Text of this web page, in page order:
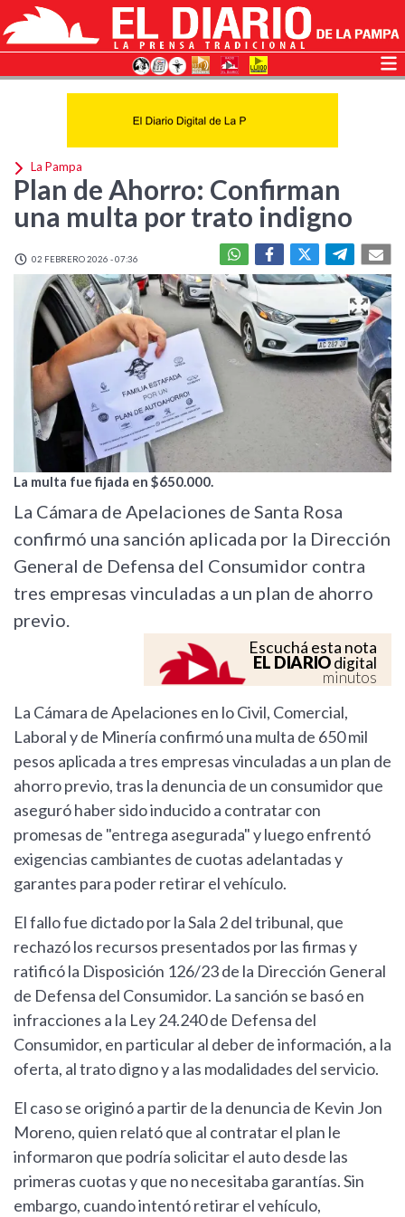
La Pampa
Plan de Ahorro: Confirman
una multa por trato indigno
02 FEBRERO 2026 - 07:36
La multa fue fijada en $650.000.
La Cámara de Apelaciones de Santa Rosa
confirmó una sanción aplicada por la Dirección
General de Defensa del Consumidor contra
tres empresas vinculadas a un plan de ahorro
previo.
Escuchá esta nota
EL DIARIOdigital
minutos
La Cámara de Apelaciones en lo Civil, Comercial,
Laboral y de Minería confirmó una multa de 650 mil
pesos aplicada a tres empresas vinculadas a un plan de
ahorro previo, tras la denuncia de un consumidor que
aseguró haber sido inducido a contratar con
promesas de "entrega asegurada" y luego enfrentó
exigencias cambiantes de cuotas adelantadas y
garantes para poder retirar el vehículo.
El fallo fue dictado por la Sala 2 del tribunal, que
rechazó los recursos presentados por las firmas y
ratificó la Disposición 126/23 de la Dirección General
de Defensa del Consumidor. La sanción se basó en
infracciones a la Ley 24.240 de Defensa del
Consumidor, en particular al deber de información, a la
oferta, al trato digno y a las modalidades del servicio.
El caso se originó a partir de la denuncia de Kevin Jon
Moreno, quien relató que al contratar el plan le
informaron que podría solicitar el auto desde las
primeras cuotas y que no necesitaba garantías. Sin
embargo, cuando intentó retirar el vehículo,